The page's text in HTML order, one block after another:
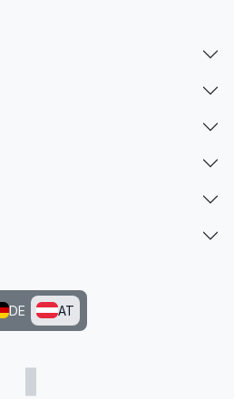
DE AT